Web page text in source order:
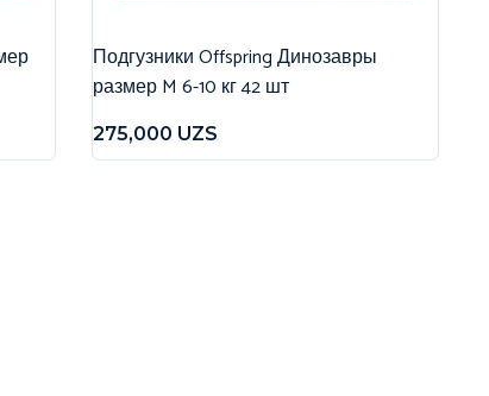
Подгузники Offspring Динозавры
размер M 6-10 кг 42 шт
275,000 UZS